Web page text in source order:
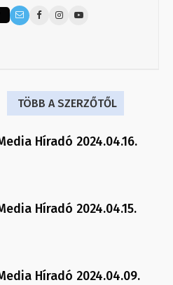
TÖBB A SZERZŐTŐL
Híradó 2024.04.16.
Híradó 2024.04.15.
Híradó 2024.04.09.